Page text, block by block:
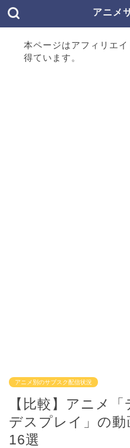
アニメ
本ページはアフィリエ
得ています。
アニメ別のサブスク配信状況
【比較】アニメ
デスプレイ」の
16選